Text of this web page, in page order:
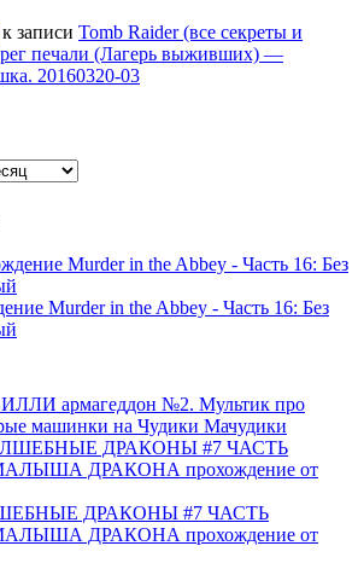
записи Tomb Raider (все секреты и
печали (Лагерь выживших) —
20160320-03
Murder in the Abbey - Часть 16: Без
армагеддон №2. Мультик про
машинки на Чудики Мачудики
ДРАКОНЫ #7 ЧАСТЬ
ДРАКОНА прохождение от